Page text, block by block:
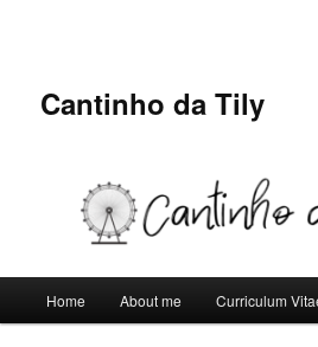
Cantinho da Tily
Home About me Curriculum